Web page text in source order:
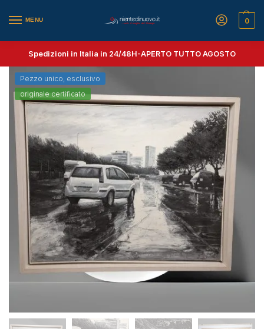
MENU 0
Spedizioni in Italia in 24/48H-APERTO TUTTO AGOSTO
Pezzo unico, esclusivo
originale certificato